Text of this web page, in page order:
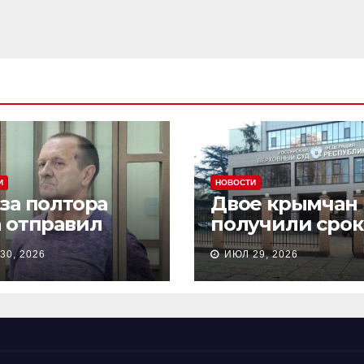
полтора
отправил
из
в
на 18 лет
2026
НОВОСТИ
Двое крымчан
получили
то, что
СВО»
ИЮЛ 29, 2026